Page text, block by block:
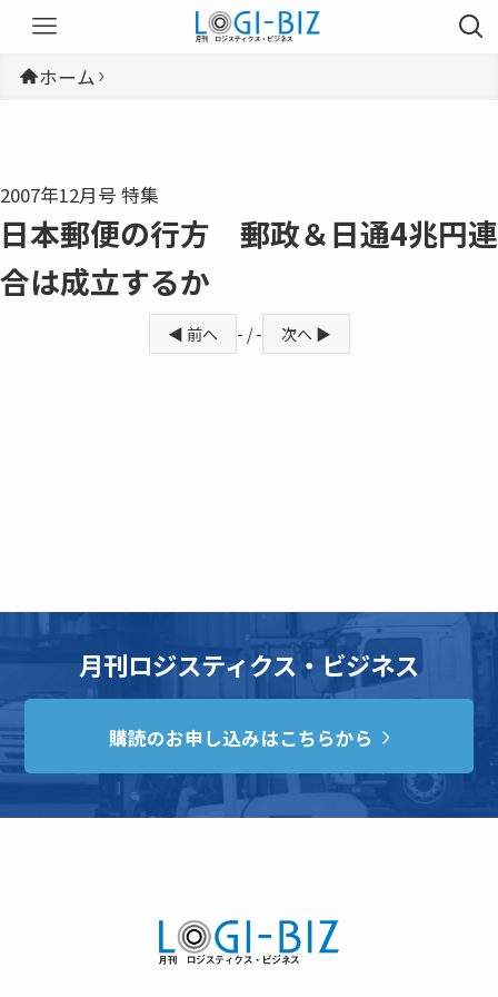
ホーム
2007年12月号 特集
日本郵便の行方 郵政＆日通4兆円連
合は成立するか
◀ 前へ - / - 次へ ▶
月刊ロジスティクス・ビジネス
購読のお申し込みはこちらから